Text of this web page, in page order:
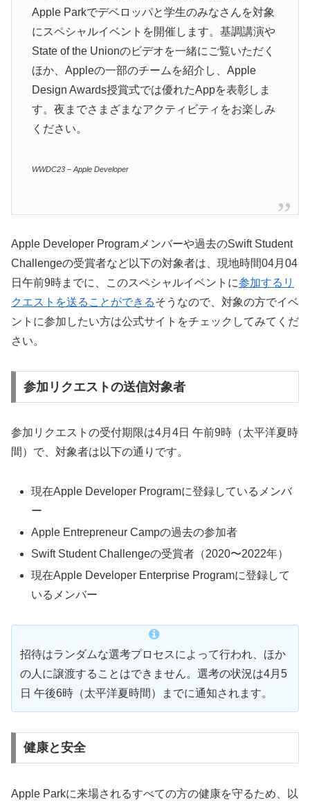
Apple Parkでデベロッパと学生のみなさんを対象
にスペシャルイベントを開催します。基調講演や
State of the Unionのビデオを一緒にご覧いただく
ほか、Appleの一部のチームを紹介し、Apple
Design Awards授賞式では優れたAppを表彰しま
す。夜までさまざまなアクティビティをお楽しみ
ください。
WWDC23 – Apple Developer
Apple Developer Programメンバーや過去のSwift Student
Challengeの受賞者など以下の対象者は、現地時間04月04
日午前9時までに、このスペシャルイベントに参加するリ
クエストを送ることができるそうなので、対象の方でイベ
ントに参加したい方は公式サイトをチェックしてみてくだ
さい。
参加リクエストの送信対象者
参加リクエストの受付期限は4月4日 午前9時（太平洋夏時
間）で、対象者は以下の通りです。
現在Apple Developer Programに登録しているメンバ
ー
Apple Entrepreneur Campの過去の参加者
Swift Student Challengeの受賞者（2020〜2022年）
現在Apple Developer Enterprise Programに登録して
いるメンバー
招待はランダムな選考プロセスによって行われ、ほか
の人に譲渡することはできません。選考の状況は4月5
日 午後6時（太平洋夏時間）までに通知されます。
健康と安全
Apple Parkに来場されるすべての方の健康を守るため、以